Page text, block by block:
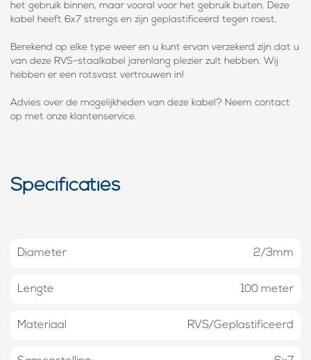
het gebruik binnen, maar vooral voor het gebruik buiten. Deze
kabel heeft 6x7 strengs en zijn geplastificeerd tegen roest.
Berekend op elke type weer en u kunt ervan verzekerd zijn dat u
van deze RVS-staalkabel jarenlang plezier zult hebben. Wij
hebben er een rotsvast vertrouwen in!
Advies over de mogelijkheden van deze kabel? Neem contact
op met onze klantenservice.
Specificaties
Diameter 2/3mm
Lengte 100 meter
Materiaal RVS/Geplastificeerd